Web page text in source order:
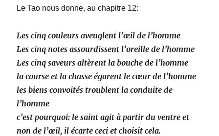
Le Tao nous donne, au chapitre 12:
Les cinq couleurs aveuglent l’œil de l’homme
Les cinq notes assourdissent l’oreille de l’homme
Les cinq saveurs altèrent la bouche de l’homme
la course et la chasse égarent le cœur de l’homme
les biens convoités troublent la conduite de
l’homme
c’est pourquoi: le saint agit à partir du ventre et
non de l’œil, il écarte ceci et choisit cela.